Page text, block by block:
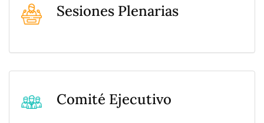
Sesiones Plenarias
Comité Ejecutivo